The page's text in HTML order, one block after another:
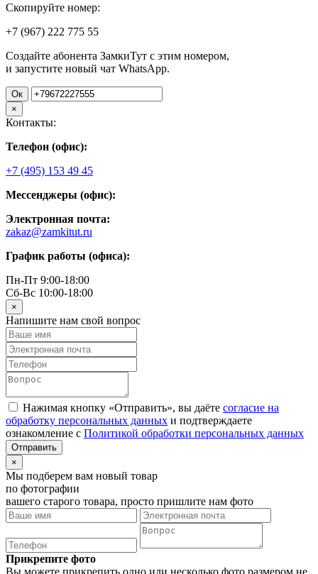
Скопируйте номер:
+7 (967) 222 775 55
Создайте абонента ЗамкиТут с этим номером,
и запустите новый чат WhatsApp.
Ок
×
Контакты:
Телефон (офис):
+7 (495) 153 49 45
Мессенджеры (офис):
Электронная почта:
zakaz@zamkitut.ru
График работы (офиса):
Пн-Пт 9:00-18:00
Сб-Вс 10:00-18:00
×
Напишите нам свой вопрос
Нажимая кнопку «Отправить», вы даёте согласие на
обработку персональных данных и подтверждаете
ознакомление с Политикой обработки персональных данных
×
Мы подберем вам новый товар
по фотографии
вашего старого товара, просто пришлите нам фото
Прикрепите фото
Вы можете прикрепить одно или несколько фото размером не